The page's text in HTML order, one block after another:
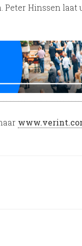
Hinssen laat